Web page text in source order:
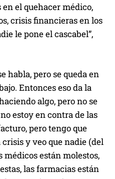
el quehacer médico,
crisis financieras en los
le pone el cascabel”,
habla, pero se queda en
Entonces eso da la
algo, pero no se
estoy en contra de las
pero tengo que
y veo que nadie (del
médicos están molestos,
las farmacias están